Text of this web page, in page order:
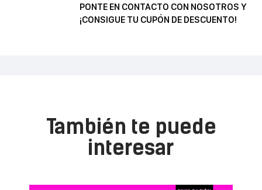
PONTE EN CONTACTO CON NOSOTROS Y
¡CONSIGUE TU CUPÓN DE DESCUENTO!
También te puede
interesar